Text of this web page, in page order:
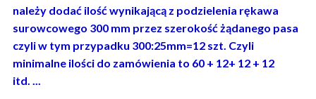
należy dodać ilość wynikającą z podzielenia rękawa
surowcowego 300 mm przez szerokość żądanego pasa
czyli w tym przypadku 300:25mm=12 szt. Czyli
minimalne ilości do zamówienia to 60 + 12+ 12 + 12
itd. ...